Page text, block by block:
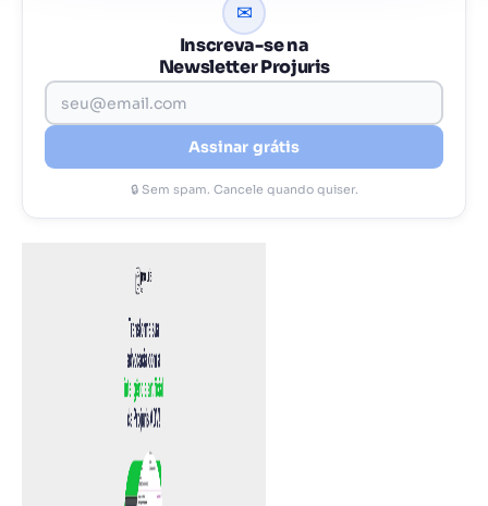
✉
Inscreva-se na
Newsletter Projuris
Assinar grátis
🔒 Sem spam. Cancele quando quiser.